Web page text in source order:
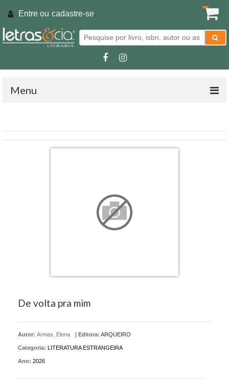
Entre ou cadastre-se.
Menu
De volta pra mim
Autor: Armas, Elena | Editora: ARQUEIRO
Categoria: LITERATURA ESTRANGEIRA
Ano: 2026